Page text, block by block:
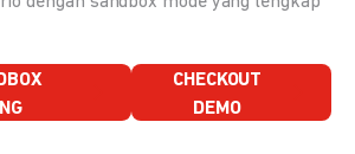
CHECKOUT
DEMO